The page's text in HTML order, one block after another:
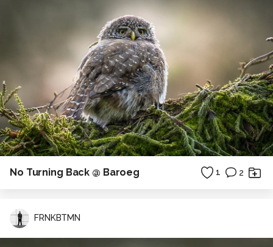
No Turning Back @ Baroeg 1 2
FRNKBTMN